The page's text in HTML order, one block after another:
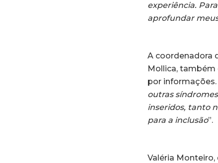
experiência.
aprofundar
A coordenadora
Mollica, também
por informações.
outras
inseridos, tanto
para a inclusão”.
Valéria